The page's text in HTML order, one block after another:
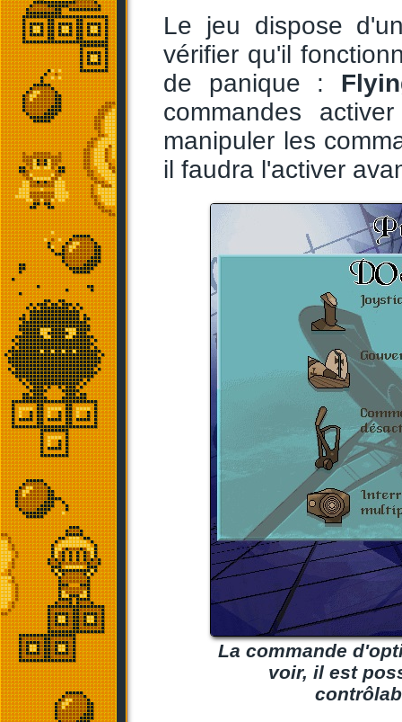
Le jeu dispose
vérifier qu'il
de panique :
commandes
manipuler les
il faudra l'activer
La commande
voir, il est